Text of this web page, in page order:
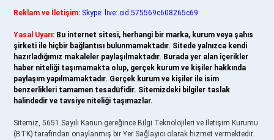
Reklam ve İletişim: Skype: live:.cid.575569c608265c69
Yasal Uyarı: Bu internet sitesi, herhangi bir marka, kurum veya şahıs
şirketi ile hiçbir bağlantısı bulunmamaktadır. Sitede yalnızca kendi
hazırladığımız makaleler paylaşılmaktadır. Burada yer alan içerikler
haber niteliği taşımamakta olup, gerçek kurum ve kişiler hakkında
paylaşım yapılmamaktadır. Gerçek kurum ve kişiler ile isim
benzerlikleri tamamen tesadüfidir. Sitemizdeki bilgiler taslak
halindedir ve tavsiye niteliği taşımazlar.
Sitemiz, 5651 Sayılı Kanun gereğince Bilgi Teknolojileri ve İletişim Kurumu
(BTK) tarafından onaylanmış bir Yer Sağlayıcı olarak hizmet vermektedir.